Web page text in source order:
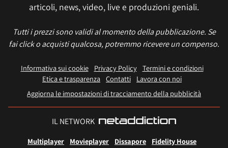
articoli, news, video, live e produzioni geniali.
Tutti i prezzi sono validi al momento della pubblicazione. Se
fai click o acquisti qualcosa, potremmo ricevere un compenso.
Informativa sui cookie Privacy Policy
Termini e condizioni
Etica e trasparenza Contatti
Lavora con noi
Aggiorna le impostazioni di tracciamento della pubblicità
IL NETWORK
Multiplayer Movieplayer Dissapore Fidelity House